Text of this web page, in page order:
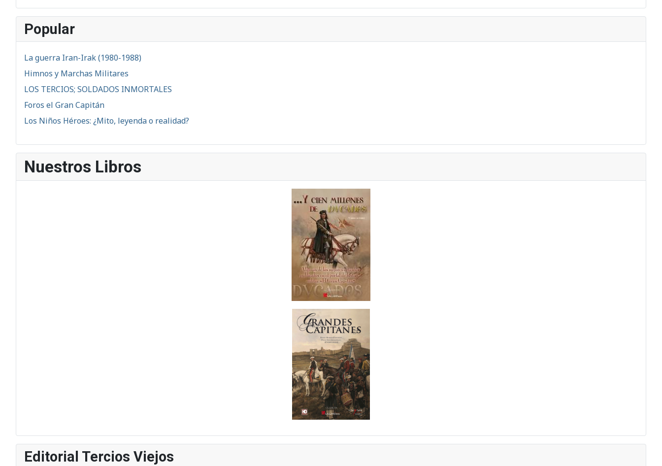
Popular
La guerra Iran-Irak (1980-1988)
Himnos y Marchas Militares
LOS TERCIOS; SOLDADOS INMORTALES
Foros el Gran Capitán
Los Niños Héroes: ¿Mito, leyenda o realidad?
Nuestros Libros
Editorial Tercios Viejos